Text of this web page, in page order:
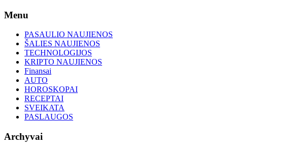
Skip
content
Menu
PASAULIO NAUJIENOS
ŠALIES NAUJIENOS
TECHNOLOGIJOS
KRIPTO NAUJIENOS
Finansai
AUTO
HOROSKOPAI
RECEPTAI
SVEIKATA
PASLAUGOS
Archyvai